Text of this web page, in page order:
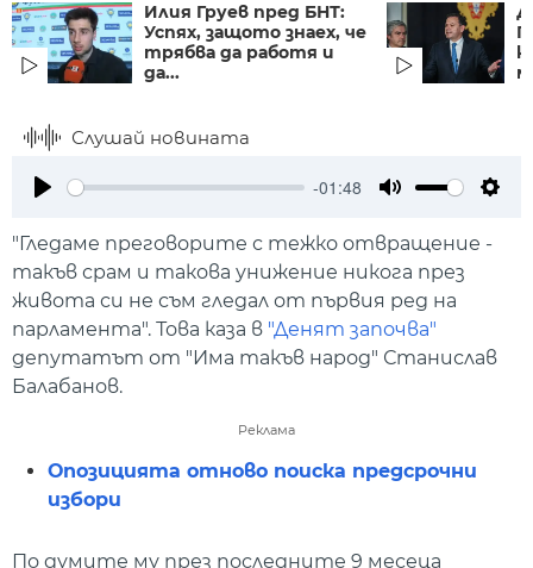
Илия Груев пред БНТ:
Успях, защото знаех, че
трябва да работя и
да...
Слушай новината
-01:48
"Гледаме преговорите с тежко отвращение -
такъв срам и такова унижение никога през
живота си не съм гледал от първия ред на
парламента". Това каза в "Денят започва"
депутатът от "Има такъв народ" Станислав
Балабанов.
Реклама
Опозицията отново поиска предсрочни
избори
По думите му през последните 9 месеца